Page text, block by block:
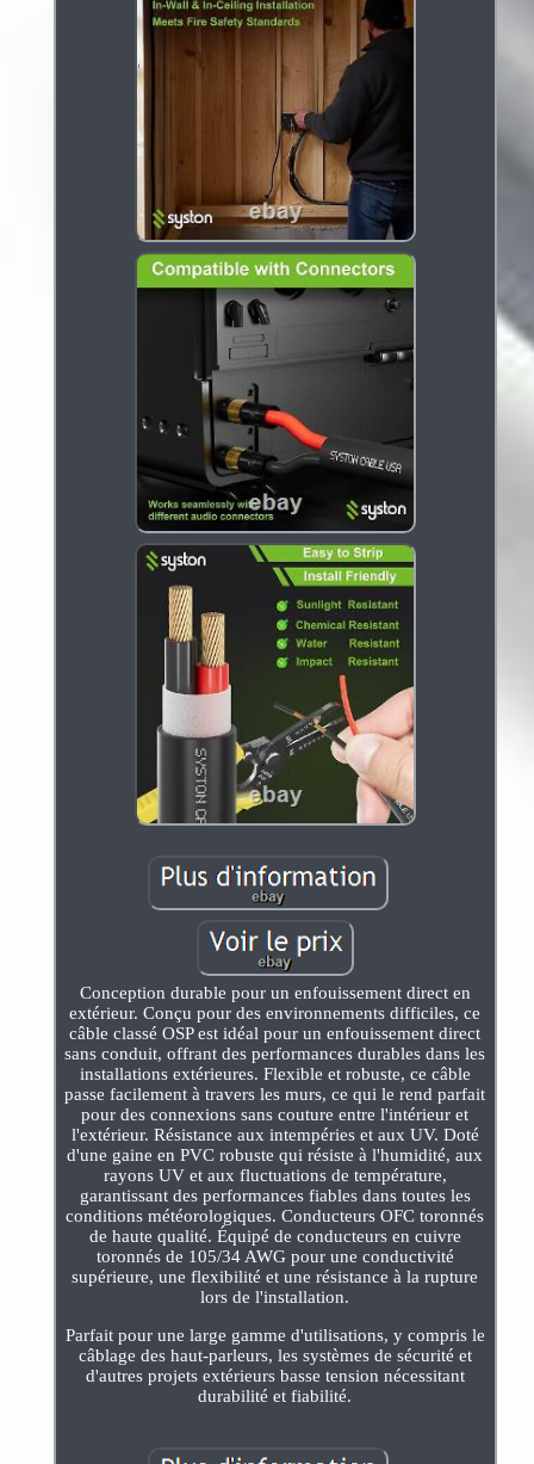
Conception durable pour un enfouissement direct en
extérieur. Conçu pour des environnements difficiles, ce
câble classé OSP est idéal pour un enfouissement direct
sans conduit, offrant des performances durables dans les
installations extérieures. Flexible et robuste, ce câble
passe facilement à travers les murs, ce qui le rend parfait
pour des connexions sans couture entre l'intérieur et
l'extérieur. Résistance aux intempéries et aux UV. Doté
d'une gaine en PVC robuste qui résiste à l'humidité, aux
rayons UV et aux fluctuations de température,
garantissant des performances fiables dans toutes les
conditions météorologiques. Conducteurs OFC toronnés
de haute qualité. Équipé de conducteurs en cuivre
toronnés de 105/34 AWG pour une conductivité
supérieure, une flexibilité et une résistance à la rupture
lors de l'installation.
Parfait pour une large gamme d'utilisations, y compris le
câblage des haut-parleurs, les systèmes de sécurité et
d'autres projets extérieurs basse tension nécessitant
durabilité et fiabilité.